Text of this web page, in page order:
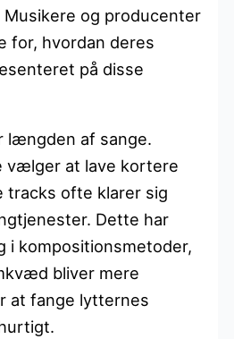
og producenter
for, hvordan deres
på disse
længden af sange.
vælger at lave kortere
tracks ofte klarer sig
Dette har
kompositionsmetoder,
bliver mere
at fange lytternes